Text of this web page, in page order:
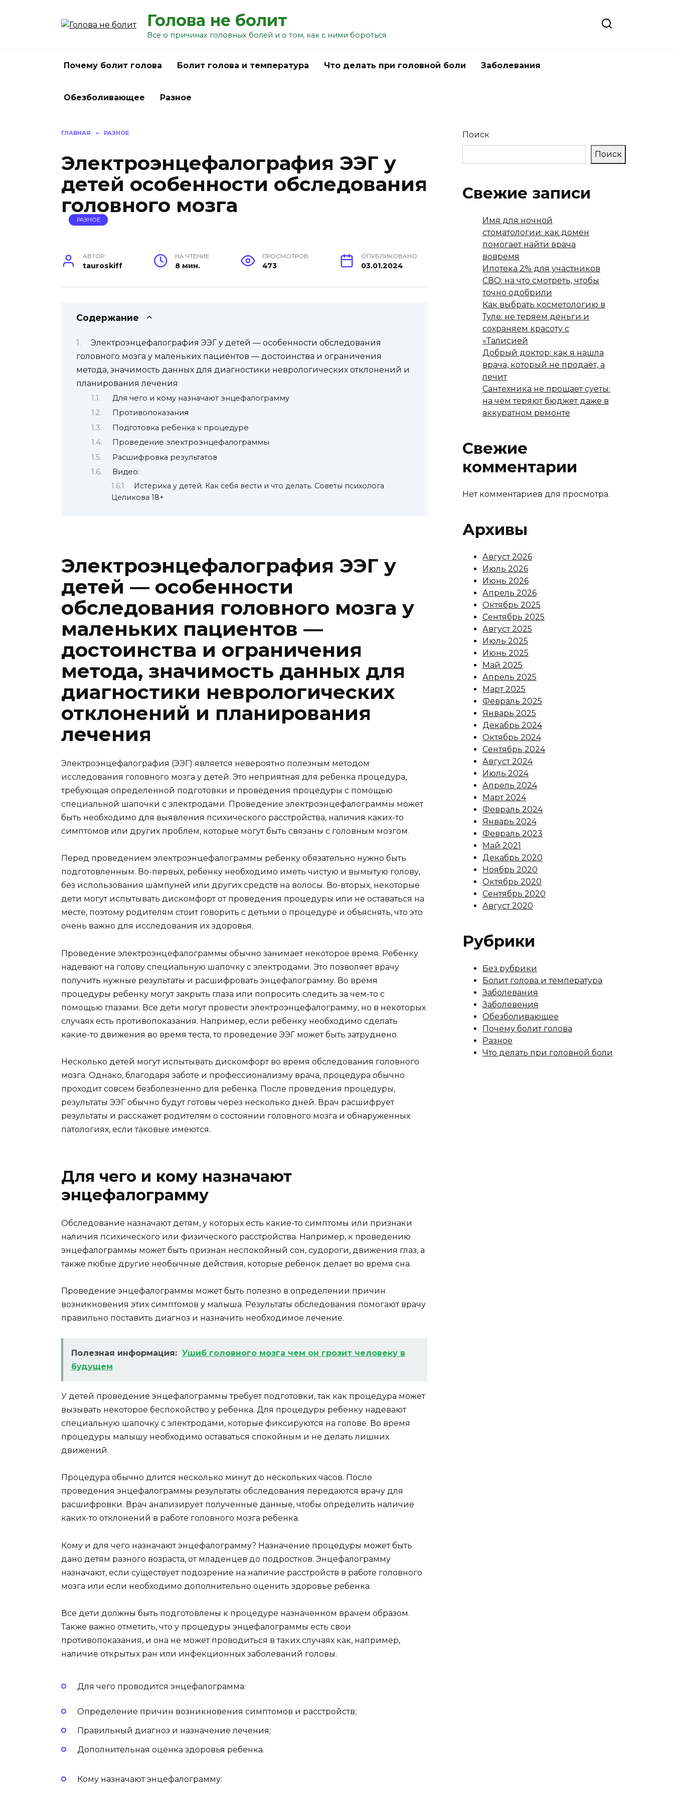
Голова не болит
Все о причинах головных болей и о том, как с ними бороться
Почему болит голова Болит голова и температура Что делать при головной боли Заболевания
Обезболивающее Разное
ГЛАВНАЯ » РАЗНОЕ
Электроэнцефалография ЭЭГ у
детей особенности обследования
головного мозга
РАЗНОЕ
АВТОР
tauroskiff
НА ЧТЕНИЕ
8 мин.
ПРОСМОТРОВ
473
ОПУБЛИКОВАНО
03.01.2024
Содержание
Электроэнцефалография ЭЭГ у детей — особенности обследования
головного мозга у маленьких пациентов — достоинства и ограничения
метода, значимость данных для диагностики неврологических отклонений и
планирования лечения
Для чего и кому назначают энцефалограмму
Противопоказания
Подготовка ребенка к процедуре
Проведение электроэнцефалограммы
Расшифровка результатов
Видео:
Истерика у детей. Как себя вести и что делать. Советы психолога
Целикова 18+
Электроэнцефалография ЭЭГ у
детей — особенности
обследования головного мозга у
маленьких пациентов —
достоинства и ограничения
метода, значимость данных для
диагностики неврологических
отклонений и планирования
лечения
Электроэнцефалография (ЭЭГ) является невероятно полезным методом
исследования головного мозга у детей. Это неприятная для ребенка процедура,
требующая определенной подготовки и проведения процедуры с помощью
специальной шапочки с электродами. Проведение электроэнцефалограммы может
быть необходимо для выявления психического расстройства, наличия каких-то
симптомов или других проблем, которые могут быть связаны с головным мозгом.
Перед проведением электроэнцефалограммы ребенку обязательно нужно быть
подготовленным. Во-первых, ребенку необходимо иметь чистую и вымытую голову,
без использования шампуней или других средств на волосы. Во-вторых, некоторые
дети могут испытывать дискомфорт от проведения процедуры или не оставаться на
месте, поэтому родителям стоит говорить с детьми о процедуре и объяснять, что это
очень важно для исследования их здоровья.
Проведение электроэнцефалограммы обычно занимает некоторое время. Ребенку
надевают на голову специальную шапочку с электродами. Это позволяет врачу
получить нужные результаты и расшифровать энцефалограмму. Во время
процедуры ребенку могут закрыть глаза или попросить следить за чем-то с
помощью глазами. Все дети могут провести электроэнцефалограмму, но в некоторых
случаях есть противопоказания. Например, если ребенку необходимо сделать
какие-то движения во время теста, то проведение ЭЭГ может быть затруднено.
Несколько детей могут испытывать дискомфорт во время обследования головного
мозга. Однако, благодаря заботе и профессионализму врача, процедура обычно
проходит совсем безболезненно для ребенка. После проведения процедуры,
результаты ЭЭГ обычно будут готовы через несколько дней. Врач расшифрует
результаты и расскажет родителям о состоянии головного мозга и обнаруженных
патологиях, если таковые имеются.
Для чего и кому назначают
энцефалограмму
Обследование назначают детям, у которых есть какие-то симптомы или признаки
наличия психического или физического расстройства. Например, к проведению
энцефалограммы может быть признан неспокойный сон, судороги, движения глаз, а
также любые другие необычные действия, которые ребенок делает во время сна.
Проведение энцефалограммы может быть полезно в определении причин
возникновения этих симптомов у малыша. Результаты обследования помогают врачу
правильно поставить диагноз и назначить необходимое лечение.
Полезная информация: Ушиб головного мозга чем он грозит человеку в
будущем
У детей проведение энцефалограммы требует подготовки, так как процедура может
вызывать некоторое беспокойство у ребенка. Для процедуры ребенку надевают
специальную шапочку с электродами, которые фиксируются на голове. Во время
процедуры малышу необходимо оставаться спокойным и не делать лишних
движений.
Процедура обычно длится несколько минут до нескольких часов. После
проведения энцефалограммы результаты обследования передаются врачу для
расшифровки. Врач анализирует полученные данные, чтобы определить наличие
каких-то отклонений в работе головного мозга ребенка.
Кому и для чего назначают энцефалограмму? Назначение процедуры может быть
дано детям разного возраста, от младенцев до подростков. Энцефалограмму
назначают, если существует подозрение на наличие расстройств в работе головного
мозга или если необходимо дополнительно оценить здоровье ребенка.
Все дети должны быть подготовлены к процедуре назначенном врачем образом.
Также важно отметить, что у процедуры энцефалограммы есть свои
противопоказания, и она не может проводиться в таких случаях как, например,
наличие открытых ран или инфекционных заболеваний головы.
Для чего проводится энцефалограмма:
Определение причин возникновения симптомов и расстройств;
Правильный диагноз и назначение лечения;
Дополнительная оценка здоровья ребенка.
Кому назначают энцефалограмму:
Поиск
Поиск
Свежие записи
Имя для ночной
стоматологии: как домен
помогает найти врача
вовремя
Ипотека 2% для участников
СВО: на что смотреть, чтобы
точно одобрили
Как выбрать косметологию в
Туле: не теряем деньги и
сохраняем красоту с
«Талисией
Добрый доктор: как я нашла
врача, который не продаёт, а
лечит
Сантехника не прощает суеты:
на чём теряют бюджет даже в
аккуратном ремонте
Свежие
комментарии
Нет комментариев для просмотра.
Архивы
Август 2026
Июль 2026
Июнь 2026
Апрель 2026
Октябрь 2025
Сентябрь 2025
Август 2025
Июль 2025
Июнь 2025
Май 2025
Апрель 2025
Март 2025
Февраль 2025
Январь 2025
Декабрь 2024
Октябрь 2024
Сентябрь 2024
Август 2024
Июль 2024
Апрель 2024
Март 2024
Февраль 2024
Январь 2024
Февраль 2023
Май 2021
Декабрь 2020
Ноябрь 2020
Октябрь 2020
Сентябрь 2020
Август 2020
Рубрики
Без рубрики
Болит голова и температура
Заболевания
Заболевения
Обезболивающее
Почему болит голова
Разное
Что делать при головной боли